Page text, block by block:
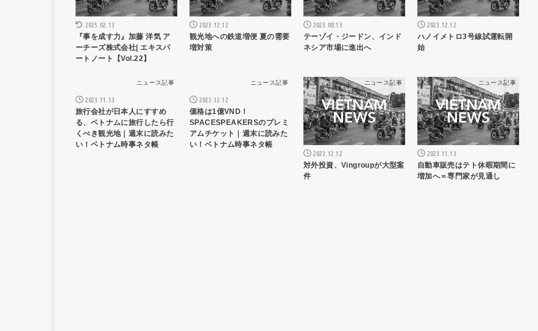
2025.02.13
『事を成す力』加藤 洋気 ア
ーチーズ株式会社| エキスパ
ートノート【Vol.22】
2023.12.12
観光地への鉄道増便 夏の需要
増対策
2023.08.13
テーゾイ・ジードン、インド
ネシア市場に進出へ
2023.12.12
ハノイメトロ3号線試運転開
始
ニュース記事
2023.11.13
旅行会社が日本人にすすめ
る、ベトナムに旅行したら行
くべき観光地｜週末に読みた
い！ベトナム時事ネタ帳
ニュース記事
2023.12.12
価格は1億VND！
SPACESPEAKERSのプレミ
アムチケット｜週末に読みた
い！ベトナム時事ネタ帳
ニュース記事
2023.12.12
対外投資、Vingroupが大型案
件
ニュース記事
2023.11.13
自動車販売はテト休暇期間に
増加へ＝専門家が見通し